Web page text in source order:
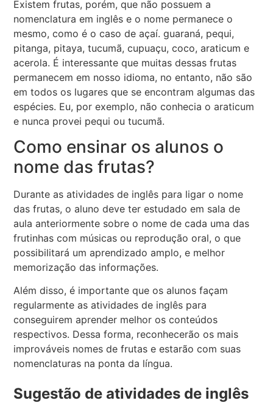
Existem frutas, porém, que não possuem a
nomenclatura em inglês e o nome permanece o
mesmo, como é o caso de açaí. guaraná, pequi,
pitanga, pitaya, tucumã, cupuaçu, coco, araticum e
acerola. É interessante que muitas dessas frutas
permanecem em nosso idioma, no entanto, não são
em todos os lugares que se encontram algumas das
espécies. Eu, por exemplo, não conhecia o araticum
e nunca provei pequi ou tucumã.
Como ensinar os alunos o
nome das frutas?
Durante as atividades de inglês para ligar o nome
das frutas, o aluno deve ter estudado em sala de
aula anteriormente sobre o nome de cada uma das
frutinhas com músicas ou reprodução oral, o que
possibilitará um aprendizado amplo, e melhor
memorização das informações.
Além disso, é importante que os alunos façam
regularmente as atividades de inglês para
conseguirem aprender melhor os conteúdos
respectivos. Dessa forma, reconhecerão os mais
improváveis nomes de frutas e estarão com suas
nomenclaturas na ponta da língua.
Sugestão de atividades de inglês